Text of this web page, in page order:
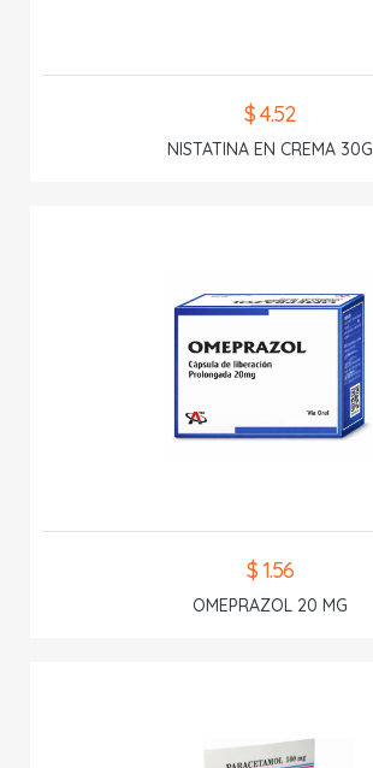
$ 4.52
NISTATINA EN CREMA 30G
$ 1.56
OMEPRAZOL 20 MG